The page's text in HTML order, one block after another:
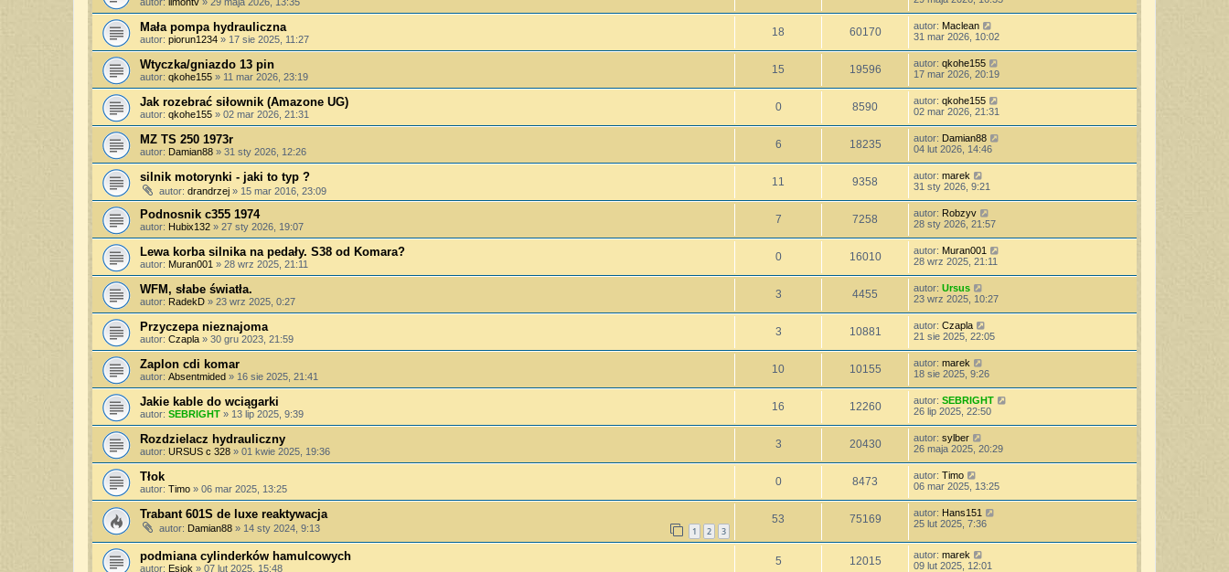
Mała pompa hydrauliczna
autor: piorun1234 » 17 sie 2025, 11:27
18 60170 autor: Maclean
31 mar 2026, 10:02
Wtyczka/gniazdo 13 pin
autor: qkohe155 » 11 mar 2026, 23:19
15 19596 autor: qkohe155
17 mar 2026, 20:19
Jak rozebrać siłownik (Amazone UG)
autor: qkohe155 » 02 mar 2026, 21:31
0 8590 autor: qkohe155
02 mar 2026, 21:31
MZ TS 250 1973r
autor: Damian88 » 31 sty 2026, 12:26
6 18235 autor: Damian88
04 lut 2026, 14:46
silnik motorynki - jaki to typ ?
autor: drandrzej » 15 mar 2016, 23:09
11 9358 autor: marek
31 sty 2026, 9:21
Podnosnik c355 1974
autor: Hubix132 » 27 sty 2026, 19:07
7 7258 autor: Robzyv
28 sty 2026, 21:57
Lewa korba silnika na pedały. S38 od Komara?
autor: Muran001 » 28 wrz 2025, 21:11
0 16010 autor: Muran001
28 wrz 2025, 21:11
WFM, słabe światła.
autor: RadekD » 23 wrz 2025, 0:27
3 4455 autor: Ursus
23 wrz 2025, 10:27
Przyczepa nieznajoma
autor: Czapla » 30 gru 2023, 21:59
3 10881 autor: Czapla
21 sie 2025, 22:05
Zaplon cdi komar
autor: Absentmided » 16 sie 2025, 21:41
10 10155 autor: marek
18 sie 2025, 9:26
Jakie kable do wciągarki
autor: SEBRIGHT » 13 lip 2025, 9:39
16 12260 autor: SEBRIGHT
26 lip 2025, 22:50
Rozdzielacz hydrauliczny
autor: URSUS c 328 » 01 kwie 2025, 19:36
3 20430 autor: sylber
26 maja 2025, 20:29
Tłok
autor: Timo » 06 mar 2025, 13:25
0 8473 autor: Timo
06 mar 2025, 13:25
Trabant 601S de luxe reaktywacja
autor: Damian88 » 14 sty 2024, 9:13 1 2 3
53 75169 autor: Hans151
25 lut 2025, 7:36
podmiana cylinderków hamulcowych
autor: Esiok » 07 lut 2025, 15:48
5 12015 autor: marek
09 lut 2025, 12:01